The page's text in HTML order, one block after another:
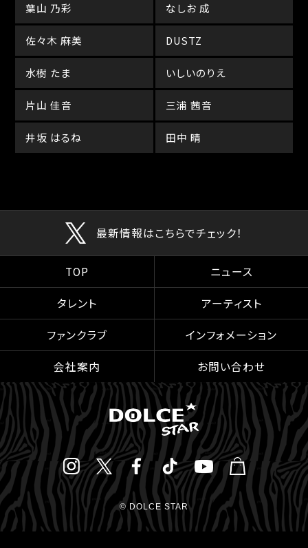
葉山 乃彩 なしお 成
佐々木 麻美 DUSTZ
水樹 たま いしいのりえ
片山 佳音 三浦 茜音
井坂 はるね 田中 晴
最新情報はこちらでチェック！
TOP
ニュース
タレント
アーティスト
ファンクラブ
インフォメーション
会社案内
お問い合わせ
© DOLCE STAR